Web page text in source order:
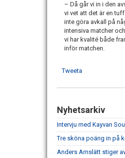
– Då går vi in i den
vi vet att det är en
inte göra avkall på
intensiva matcher
vi har kvalité både
inför matchen.
Tweeta
Nyhetsarkiv
Intervju med Kayvan
Tre sköna poäng in på
Anders Arnslätt stiger